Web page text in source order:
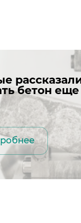
бетон